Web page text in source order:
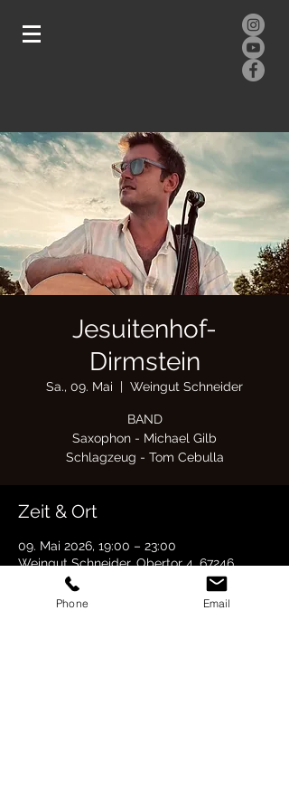
Jesuitenhof-
Dirmstein
Sa., 09. Mai
  |
Weingut Schneider
BAND
Saxophon - Michael Gilb
Schlagzeug - Tom Cebulla
Zeit & Ort
09. Mai 2026, 19:00 – 23:00
Weingut Schneider, Obertor 4, 67246
Dirmstein, Deutschland
Phone Email